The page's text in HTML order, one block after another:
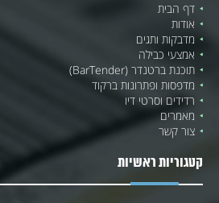
דף הבית
אודות
מדבקות ותגים
אמצעי כבילה
תוכנת ברטנדר (BarTender)
מדפסות ופתרונות ברקוד
רדידים וסרטי דיו
מאמרים
צור קשר
קטגוריות ראשיות